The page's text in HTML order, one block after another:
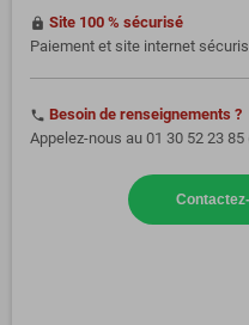
https Site 100 % sécurisé
Paiement et site internet
phone Besoin de renseignements ?
Appelez-nous au 01 30 52 23 85